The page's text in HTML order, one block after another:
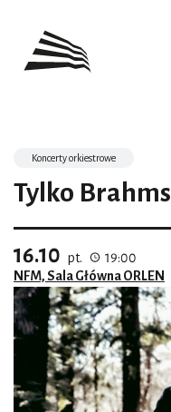
Koncerty orkiestrowe
Tylko Brahms
16.10 pt.
19:00
NFM, Sala Główna ORLEN